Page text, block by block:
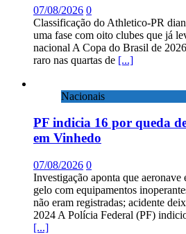
07/08/2026 0
Classificação do Athletico-PR
uma fase com oito clubes que já
nacional A Copa do Brasil de
raro nas quartas de [...]
Nacionais
PF indicia 16 por queda
em Vinhedo
07/08/2026 0
Investigação aponta que
gelo com equipamentos
não eram registradas; acidente
2024 A Polícia Federal (PF)
[...]